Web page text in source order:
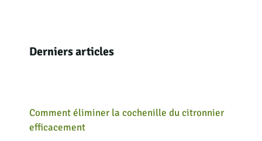
Derniers articles
Comment éliminer la cochenille du citronnier
efficacement